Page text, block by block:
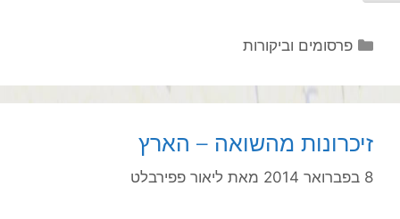
קטגוריות
פרסומים וביקורות
זיכרונות מהשואה – הארץ
8 בפברואר 2014 מאת ליאור פפירבלט